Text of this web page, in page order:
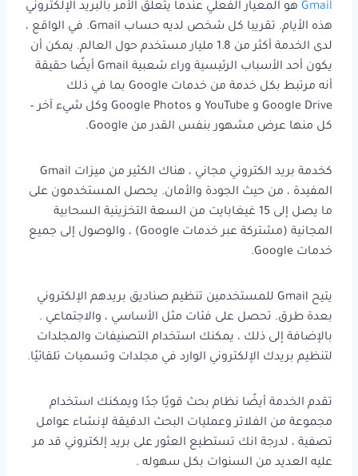
Gmail هو المعيار الفعلي عندما يتعلق الأمر بالبريد الإلكتروني
هذه الأيام. تقريبا كل شخص لديه حساب Gmail. في الواقع ،
لدى الخدمة أكثر من 1.8 مليار مستخدم حول العالم. يمكن أن
يكون أحد الأسباب الرئيسية وراء شعبية Gmail أيضًا حقيقة
أنه مرتبط بكل خدمة من خدمات Google بما في ذلك
Google Drive و YouTube و Google Photos وكل شيء آخر –
كل منها عرض مشهور بنفس القدر من Google.
كخدمة بريد الكتروني مجاني ، هناك الكثير من ميزات Gmail
المفيدة ، من حيث الجودة والأمان. يحصل المستخدمون على
ما يصل إلى 15 غيغابايت من السعة التخزينية السحابية
المجانية (مشتركة عبر خدمات Google) ، والوصول إلى جميع
خدمات Google.
يتيح Gmail للمستخدمين تنظيم صناديق بريدهم الإلكتروني
بعدة طرق. تحصل على فئات مثل الأساسي ، والاجتماعي .
بالإضافة إلى ذلك ، يمكنك استخدام التصنيفات والمجلدات
لتنظيم بريدك الإلكتروني الوارد في مجلدات وتسميات تلقائيًا.
تقدم الخدمة أيضًا نظام بحث قويًا جدًا ويمكنك استخدام
مجموعة من الفلاتر وعمليات البحث الدقيقة لإنشاء عوامل
تصفية ، لدرجة انك تستطيع العثور على بريد إلكتروني قد مر
عليه العديد من السنوات بكل سهوله .